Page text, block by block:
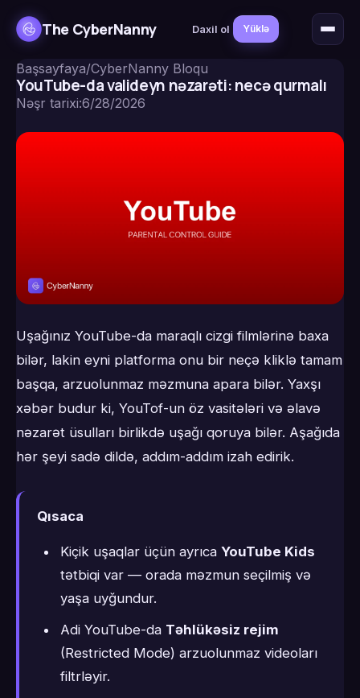
The CyberNanny Daxil ol Yüklə
Başsayfaya/CyberNanny Bloqu
YouTube-da valideyn nəzarəti: necə qurmalı
Nəşr tarixi:6/28/2026
Uşağınız YouTube-da maraqlı cizgi filmlərinə baxa
bilər, lakin eyni platforma onu bir neçə kliklə tamam
başqa, arzuolunmaz məzmuna apara bilər. Yaxşı
xəbər budur ki, YouTof-un öz vasitələri və əlavə
nəzarət üsulları birlikdə uşağı qoruya bilər. Aşağıda
hər şeyi sadə dildə, addım-addım izah edirik.
Qısaca
Kiçik uşaqlar üçün ayrıca YouTube Kids
tətbiqi var — orada məzmun seçilmiş və
yaşa uyğundur.
Adi YouTube-da Təhlükəsiz rejim
(Restricted Mode) arzuolunmaz videoları
filtrləyir.